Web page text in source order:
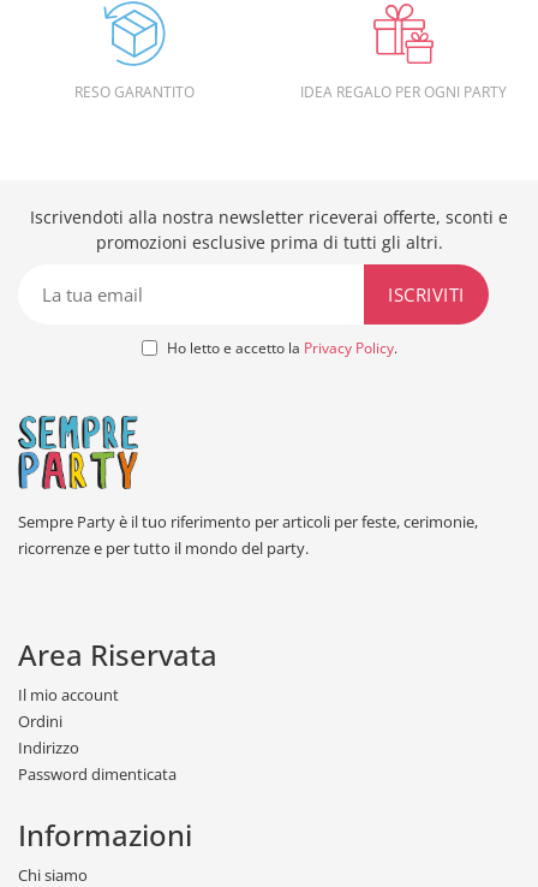
RESO GARANTITO IDEA REGALO PER OGNI PARTY
Iscrivendoti alla nostra newsletter riceverai offerte, sconti e
promozioni esclusive prima di tutti gli altri.
Ho letto e accetto la Privacy Policy.
Sempre Party è il tuo riferimento per articoli per feste, cerimonie,
ricorrenze e per tutto il mondo del party.
Area Riservata
Il mio account
Ordini
Indirizzo
Password dimenticata
Informazioni
Chi siamo